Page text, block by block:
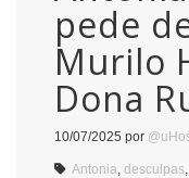
pede
Murilo
Dona
10/07/2025 por
Antonia desculpas